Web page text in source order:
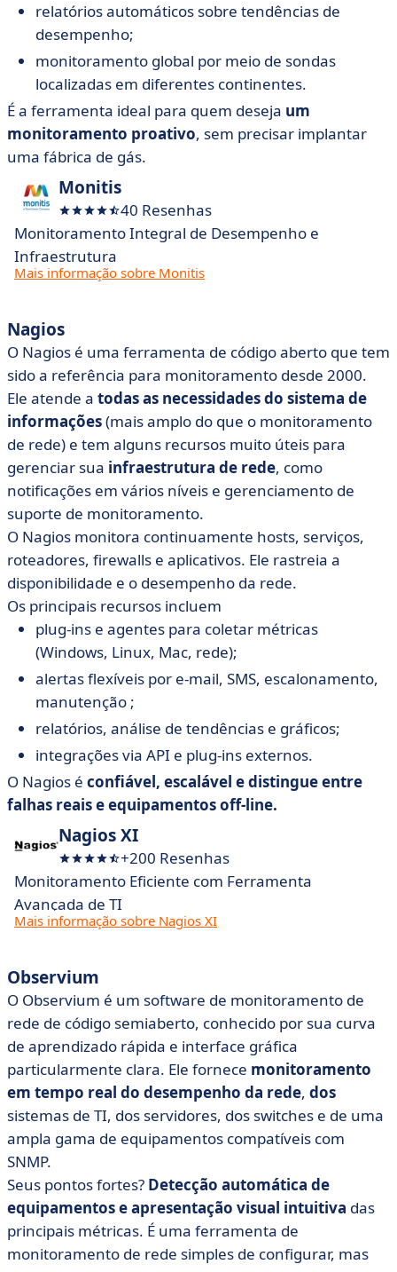
relatórios automáticos sobre tendências de
desempenho;
monitoramento global por meio de sondas
localizadas em diferentes continentes.
É a ferramenta ideal para quem deseja um
monitoramento proativo, sem precisar implantar
uma fábrica de gás.
Monitis
40 Resenhas
Monitoramento Integral de Desempenho e
Infraestrutura
Mais informação sobre Monitis
Nagios
O Nagios é uma ferramenta de código aberto que tem
sido a referência para monitoramento desde 2000.
Ele atende a todas as necessidades do sistema de
informações(mais amplo do que o monitoramento
de rede) e tem alguns recursos muito úteis para
gerenciar sua infraestrutura de rede, como
notificações em vários níveis e gerenciamento de
suporte de monitoramento.
O Nagios monitora continuamente hosts, serviços,
roteadores, firewalls e aplicativos. Ele rastreia a
disponibilidade e o desempenho da rede.
Os principais recursos incluem
plug-ins e agentes para coletar métricas
(Windows, Linux, Mac, rede);
alertas flexíveis por e-mail, SMS, escalonamento,
manutenção ;
relatórios, análise de tendências e gráficos;
integrações via API e plug-ins externos.
O Nagios é confiável, escalável e distingue entre
falhas reais e equipamentos off-line.
Nagios XI
+200 Resenhas
Monitoramento Eficiente com Ferramenta
Avançada de TI
Mais informação sobre Nagios XI
Observium
O Observium é um software de monitoramento de
rede de código semiaberto, conhecido por sua curva
de aprendizado rápida e interface gráfica
particularmente clara. Ele fornece monitoramento
em tempo real do desempenho da rede, dos
sistemas de TI, dos servidores, dos switches e de uma
ampla gama de equipamentos compatíveis com
SNMP.
Seus pontos fortes? Detecção automática de
equipamentos e apresentação visual intuitiva das
principais métricas. É uma ferramenta de
monitoramento de rede simples de configurar, mas